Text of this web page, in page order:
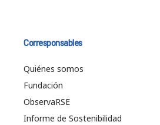
Corresponsables
Quiénes somos
Fundación
ObservaRSE
Informe de Sostenibilidad